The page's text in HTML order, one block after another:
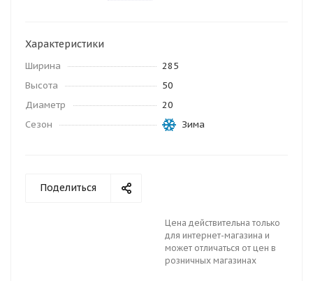
Характеристики
Ширина
285
Высота
50
Диаметр
20
Сезон
Зима
Поделиться
Цена действительна только
для интернет-магазина и
может отличаться от цен в
розничных магазинах